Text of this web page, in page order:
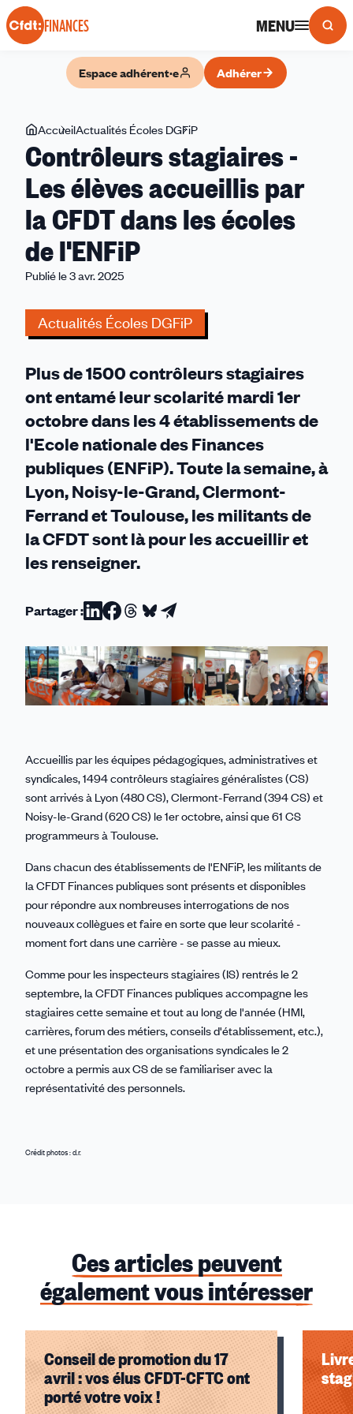
Panneau de gestion des cookies
FINANCES MENU
Espace adhérent·e Adhérer
Vous
êtes
ici
AccueilActualités Écoles DGFiP
stagiaires
Les
élèves
accueillis
dans
Contrôleurs stagiaires -
Les élèves accueillis par
la CFDT dans les écoles
de l'ENFiP
Publié le 3 avr. 2025
Actualités Écoles DGFiP
Plus de 1500 contrôleurs stagiaires
ont entamé leur scolarité mardi 1er
octobre dans les 4 établissements de
l'Ecole nationale des Finances
publiques (ENFiP). Toute la semaine, à
Lyon, Noisy-le-Grand, Clermont-
Ferrand et Toulouse, les militants de
la CFDT sont là pour les accueillir et
les renseigner.
Partager :Partager
sur
Linkedin
Partager
sur
Facebook
Partager
sur
Threads
Partager
sur
Bluesky
Partager
par
email
Accueillis par les équipes pédagogiques, administratives et
syndicales, 1494 contrôleurs stagiaires généralistes (CS)
sont arrivés à Lyon (480 CS), Clermont-Ferrand (394 CS) et
Noisy-le-Grand (620 CS) le 1er octobre, ainsi que 61 CS
programmeurs à Toulouse.
Dans chacun des établissements de l'ENFiP, les militants de
la CFDT Finances publiques sont présents et disponibles
pour répondre aux nombreuses interrogations de nos
nouveaux collègues et faire en sorte que leur scolarité -
moment fort dans une carrière - se passe au mieux.
Comme pour les inspecteurs stagiaires (IS) rentrés le 2
septembre, la CFDT Finances publiques accompagne les
stagiaires cette semaine et tout au long de l'année (HMI,
carrières, forum des métiers, conseils d'établissement, etc.),
et une présentation des organisations syndicales le 2
octobre a permis aux CS de se familiariser avec la
représentativité des personnels.
Crédit photos : d.r.
Ces articles peuvent
également vous intéresser
Conseil de promotion du 17
avril : vos élus CFDT-CFTC ont
porté votre voix !